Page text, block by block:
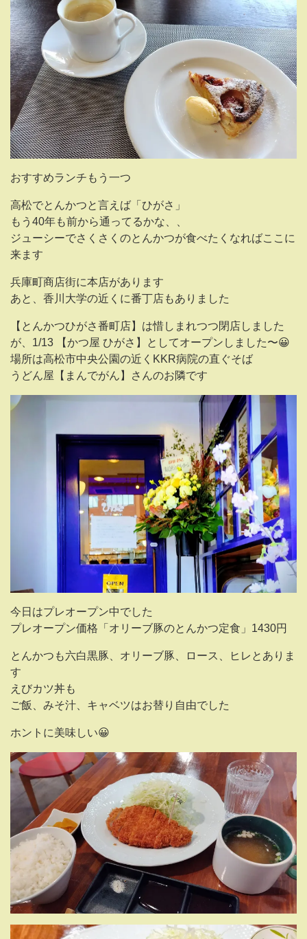
おすすめランチもう一つ
高松でとんかつと言えば「ひがさ」
もう40年も前から通ってるかな、、
ジューシーでさくさくのとんかつが食べたくなればここに
来ます
兵庫町商店街に本店があります
あと、香川大学の近くに番丁店もありました
【とんかつひがさ番町店】は惜しまれつつ閉店しました
が、1/13 【かつ屋 ひがさ】としてオープンしました〜😀
場所は高松市中央公園の近くKKR病院の直ぐそば
うどん屋【まんでがん】さんのお隣です
今日はプレオープン中でした
プレオープン価格「オリーブ豚のとんかつ定食」1430円
とんかつも六白黒豚、オリーブ豚、ロース、ヒレとありま
す
えびカツ丼も
ご飯、みそ汁、キャベツはお替り自由でした
ホントに美味しい😀